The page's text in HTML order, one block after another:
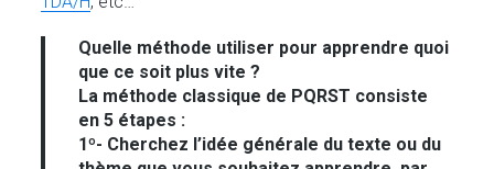
Quelle méthode utiliser pour apprendre quoi
que ce soit plus vite ?
La méthode classique de PQRST consiste
en 5 étapes :
1º- Cherchez l’idée générale du texte ou du